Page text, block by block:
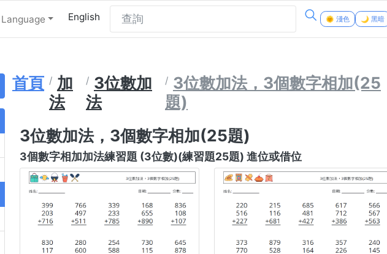
Language English 🌞 淺色 🌙 黑暗
首頁
加
法
3位數加
法
3位數加法，3個數字相加(25
題)
3位數加法，3個數字相加(25題)
3個數字相加加法練習題 (3位數)(練習題25題) 進位或借位